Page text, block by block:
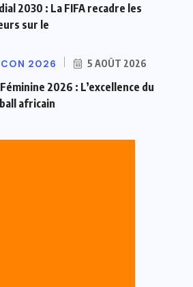
2030 : La FIFA recadre les
sur le
2026 5 AOÛT 2026
Féminine 2026 : L’excellence du
africain